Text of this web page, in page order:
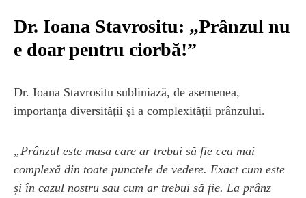
Dr. Ioana Stavrositu: „Prânzul nu
e doar pentru ciorbă!”
Dr. Ioana Stavrositu subliniază, de asemenea,
importanța diversității și a complexității prânzului.
„Prânzul este masa care ar trebui să fie cea mai
complexă din toate punctele de vedere. Exact cum este
și în cazul nostru sau cum ar trebui să fie. La prânz